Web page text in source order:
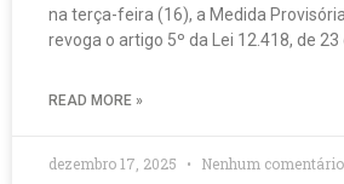
na terça-feira (16), a Medida
revoga o artigo 5º da Lei 12.418, de 23
READ MORE »
dezembro 17, 2025 Nenhum comentário